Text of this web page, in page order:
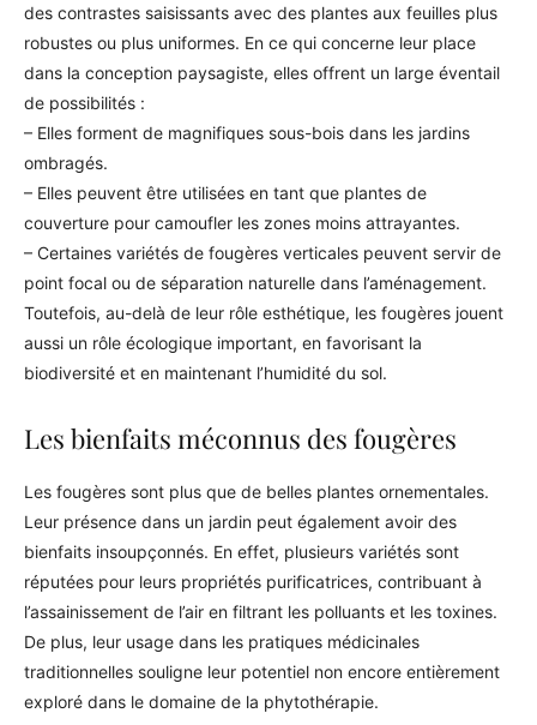
des contrastes saisissants avec des plantes aux feuilles plus
robustes ou plus uniformes. En ce qui concerne leur place
dans la conception paysagiste, elles offrent un large éventail
de possibilités :
– Elles forment de magnifiques sous-bois dans les jardins
ombragés.
– Elles peuvent être utilisées en tant que plantes de
couverture pour camoufler les zones moins attrayantes.
– Certaines variétés de fougères verticales peuvent servir de
point focal ou de séparation naturelle dans l’aménagement.
Toutefois, au-delà de leur rôle esthétique, les fougères jouent
aussi un rôle écologique important, en favorisant la
biodiversité et en maintenant l’humidité du sol.
Les bienfaits méconnus des fougères
Les fougères sont plus que de belles plantes ornementales.
Leur présence dans un jardin peut également avoir des
bienfaits insoupçonnés. En effet, plusieurs variétés sont
réputées pour leurs propriétés purificatrices, contribuant à
l’assainissement de l’air en filtrant les polluants et les toxines.
De plus, leur usage dans les pratiques médicinales
traditionnelles souligne leur potentiel non encore entièrement
exploré dans le domaine de la phytothérapie.